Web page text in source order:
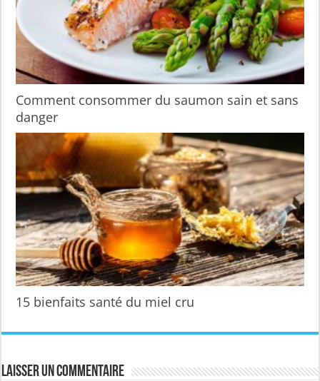
Comment consommer du saumon sain et sans
danger
15 bienfaits santé du miel cru
Laisser un commentaire